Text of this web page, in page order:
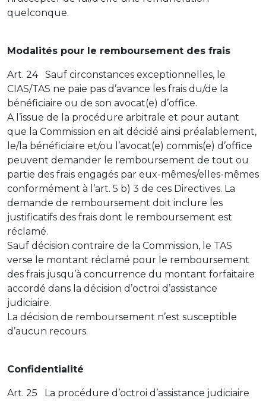
quelconque.
Modalités pour le remboursement des frais
Art. 24 Sauf circonstances exceptionnelles, le
CIAS/TAS ne paie pas d’avance les frais du/de la
bénéficiaire ou de son avocat(e) d’office.
A l’issue de la procédure arbitrale et pour autant
que la Commission en ait décidé ainsi préalablement,
le/la bénéficiaire et/ou l’avocat(e) commis(e) d’office
peuvent demander le remboursement de tout ou
partie des frais engagés par eux-mêmes/elles-mêmes
conformément à l’art. 5 b) 3 de ces Directives. La
demande de remboursement doit inclure les
justificatifs des frais dont le remboursement est
réclamé.
Sauf décision contraire de la Commission, le TAS
verse le montant réclamé pour le remboursement
des frais jusqu’à concurrence du montant forfaitaire
accordé dans la décision d’octroi d’assistance
judiciaire.
La décision de remboursement n’est susceptible
d’aucun recours.
Confidentialité
Art. 25 La procédure d’octroi d’assistance judiciaire